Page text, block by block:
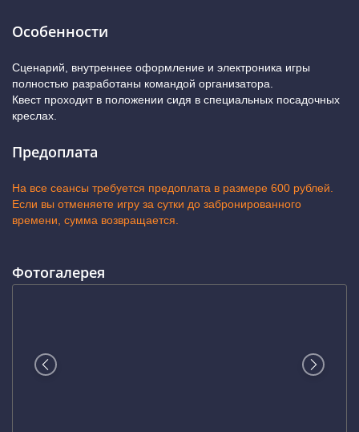
Особенности
Сценарий, внутреннее оформление и электроника игры
полностью разработаны командой организатора.
Квест проходит в положении сидя в специальных посадочных
креслах.
Предоплата
На все сеансы требуется предоплата в размере 600 рублей.
Если вы отменяете игру за сутки до забронированного
времени, сумма возвращается.
Фотогалерея